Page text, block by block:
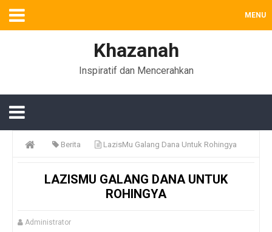
MENU
Khazanah
Inspiratif dan Mencerahkan
Berita LazisMu Galang Dana Untuk Rohingya
LAZISMU GALANG DANA UNTUK
ROHINGYA
Administrator